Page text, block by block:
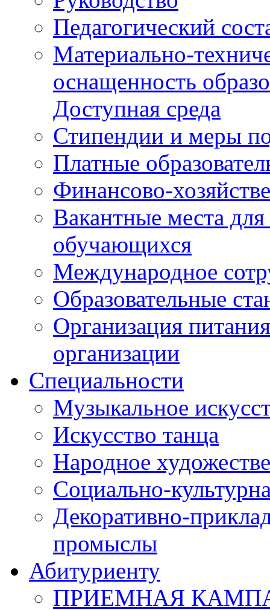
Педагогический
Материально-
оснащенность
Доступная среда
Стипендии и меры
Платные
Финансово-
Вакантные места
обучающихся
Международное
Образовательные
Организация
организации
Специальности
Музыкальное
Искусство танца
Народное
Социально-
Декоративно-
промыслы
Абитуриенту
ПРИЕМНАЯ